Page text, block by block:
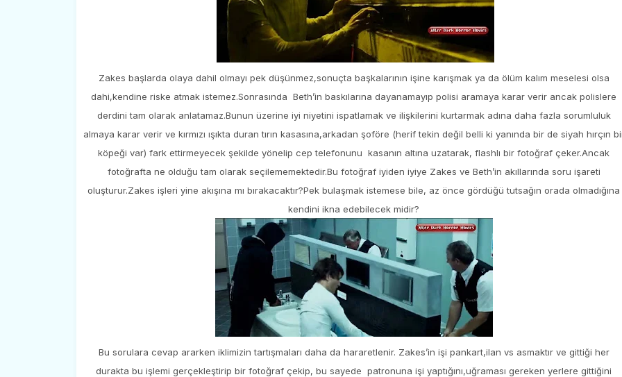
Zakes başlarda olaya dahil olmayı pek düşünmez,sonuçta başkalarının işine karışmak ya da ölüm kalım meselesi olsa
dahi,kendine riske atmak istemez.Sonrasında Beth’in baskılarına dayanamayıp polisi aramaya karar verir ancak polislere
derdini tam olarak anlatamaz.Bunun üzerine iyi niyetini ispatlamak ve ilişkilerini kurtarmak adına daha fazla sorumluluk
almaya karar verir ve kırmızı ışıkta duran tırın kasasına,arkadan şoföre (herif tekin değil belli ki yanında bir de siyah hırçın
köpeği var) fark ettirmeyecek şekilde yönelip cep telefonunu kasanın altına uzatarak, flashlı bir fotoğraf çeker.Ancak
fotoğrafta ne olduğu tam olarak seçilememektedir.Bu fotoğraf iyiden iyiye Zakes ve Beth’in akıllarında soru işareti
oluşturur.Zakes işleri yine akışına mı bırakacaktır?Pek bulaşmak istemese bile, az önce gördüğü tutsağın orada olmadığına
kendini ikna edebilecek midir?
Bu sorulara cevap ararken iklimizin tartışmaları daha da hararetlenir. Zakes’in işi pankart,ilan vs asmaktır ve gittiği her
durakta bu işlemi gerçekleştirip bir fotoğraf çekip, bu sayede patronuna işi yaptığını,uğraması gereken yerlere gittiğini